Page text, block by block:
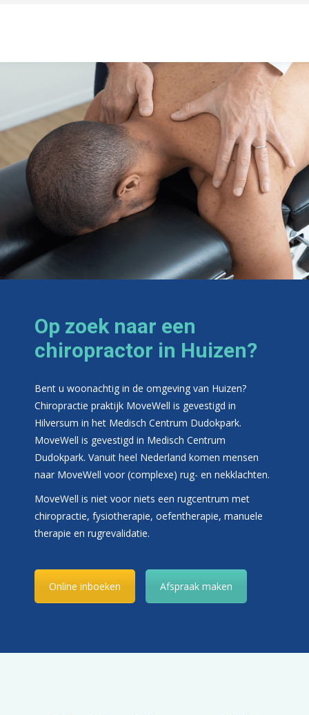
Op zoek naar een
chiropractor in Huizen?
Bent u woonachtig in de omgeving van Huizen?
Chiropractie praktijk MoveWell is gevestigd in
Hilversum in het Medisch Centrum Dudokpark.
MoveWell is gevestigd in Medisch Centrum
Dudokpark. Vanuit heel Nederland komen mensen
naar MoveWell voor (complexe) rug- en nekklachten.
MoveWell is niet voor niets een rugcentrum met
chiropractie, fysiotherapie, oefentherapie, manuele
therapie en rugrevalidatie.
Online inboeken Afspraak maken